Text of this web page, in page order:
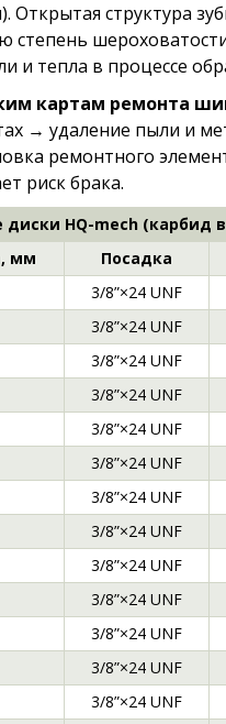
структура
и тепла в процессе
картам ремонта
→ удаление пыли и
ремонтного
риск брака.
диски HQ-mech (карбид
мм Посадка
3/8”×24 UNF
3/8”×24 UNF
3/8”×24 UNF
3/8”×24 UNF
3/8”×24 UNF
3/8”×24 UNF
3/8”×24 UNF
3/8”×24 UNF
3/8”×24 UNF
3/8”×24 UNF
3/8”×24 UNF
3/8”×24 UNF
3/8”×24 UNF